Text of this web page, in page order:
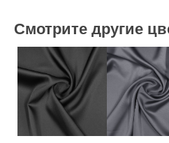
Смотрите другие